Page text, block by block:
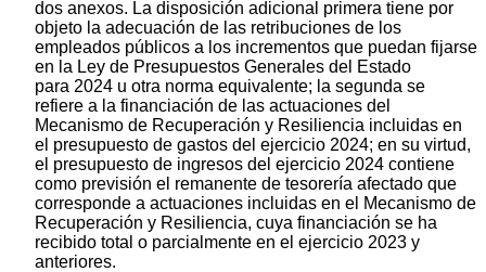
dos anexos. La disposición adicional primera tiene por
objeto la adecuación de las retribuciones de los
empleados públicos a los incrementos que puedan fijarse
en la Ley de Presupuestos Generales del Estado
para 2024 u otra norma equivalente; la segunda se
refiere a la financiación de las actuaciones del
Mecanismo de Recuperación y Resiliencia incluidas en
el presupuesto de gastos del ejercicio 2024; en su virtud,
el presupuesto de ingresos del ejercicio 2024 contiene
como previsión el remanente de tesorería afectado que
corresponde a actuaciones incluidas en el Mecanismo de
Recuperación y Resiliencia, cuya financiación se ha
recibido total o parcialmente en el ejercicio 2023 y
anteriores.